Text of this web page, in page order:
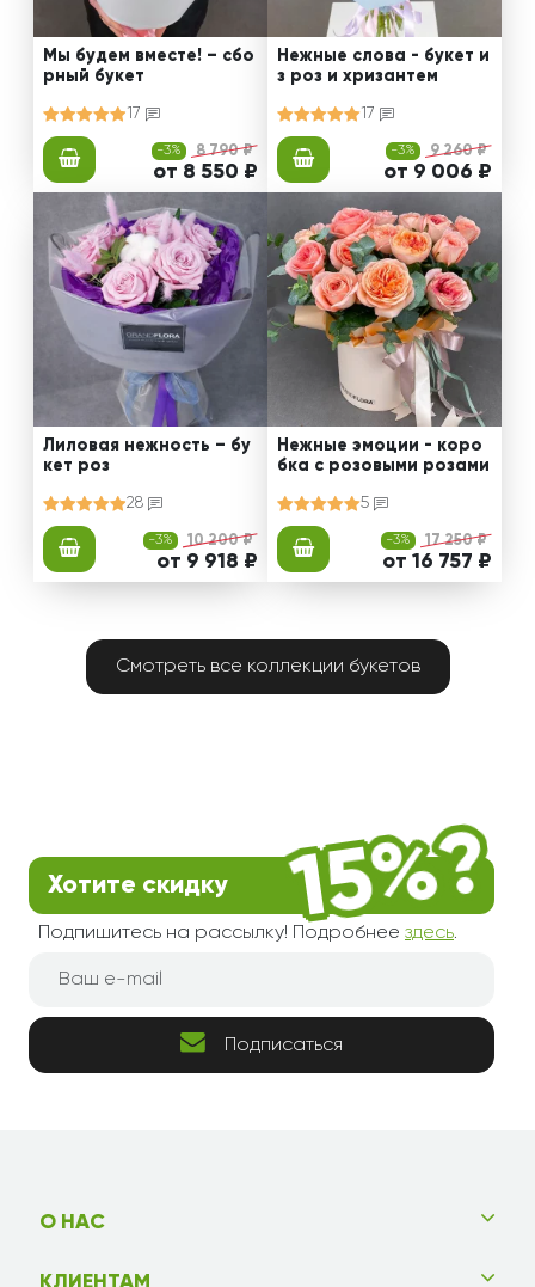
Мы будем вместе! – сбо
рный букет
17
-3% 8 790 ₽
от 8 550 ₽
Нежные слова - букет и
з роз и хризантем
17
-3% 9 260 ₽
от 9 006 ₽
Лиловая нежность – бу
кет роз
28
-3% 10 200 ₽
от 9 918 ₽
Нежные эмоции - коро
бка с розовыми розами
5
-3% 17 250 ₽
от 16 757 ₽
Смотреть все коллекции букетов
Хотите скидку
Подпишитесь на рассылку! Подробнее здесь.
Подписаться
О НАС
КЛИЕНТАМ